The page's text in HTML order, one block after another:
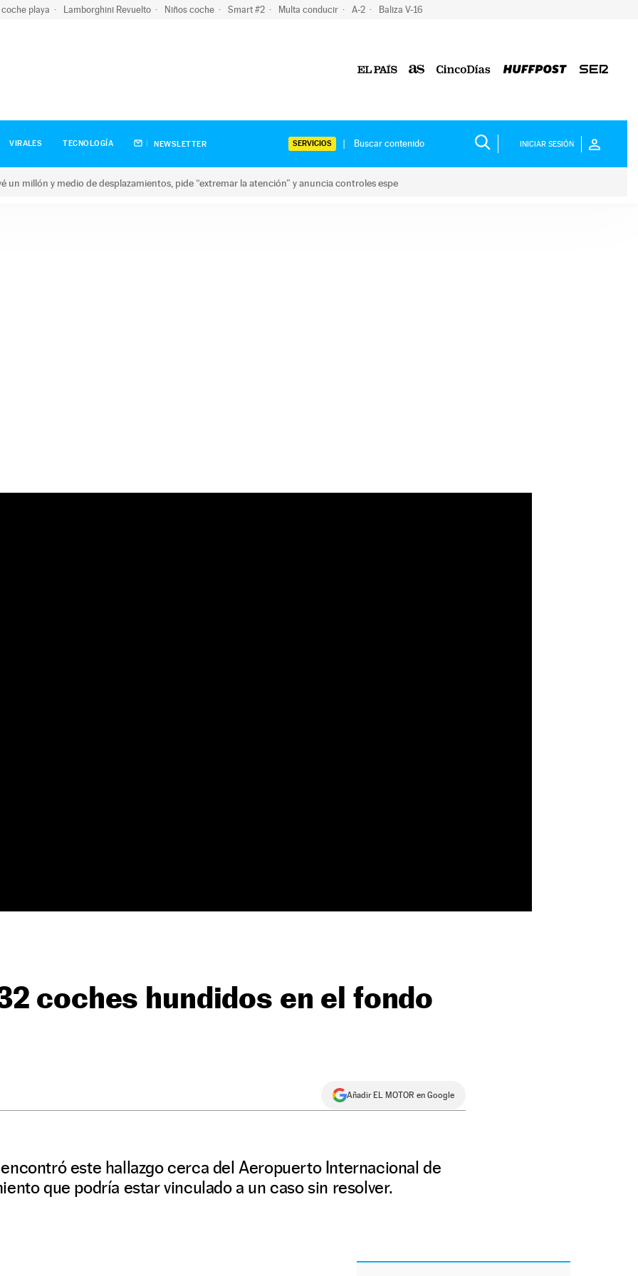
coche playa Lamborghini Revuelto Niños coche Smart #2 Multa conducir A-2 Baliza V-16
VIRALES TECNOLOGÍA NEWSLETTER SERVICIOS INICIAR SESIÓN
un millón y medio de desplazamientos, pide “extremar la atención” y anuncia controles espe
coches hundidos en el fondo
Añadir EL MOTOR en Google
este hallazgo cerca del Aeropuerto Internacional de
que podría estar vinculado a un caso sin resolver.